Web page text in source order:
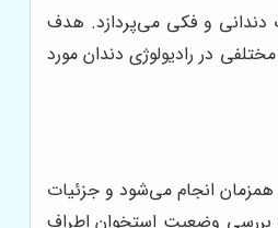
دندانی و فکی می‌پردازد. هدف
در رادیولوژی دندان مورد
انجام می‌شود و جزئیات
بررسی وضعیت استخوان اطراف